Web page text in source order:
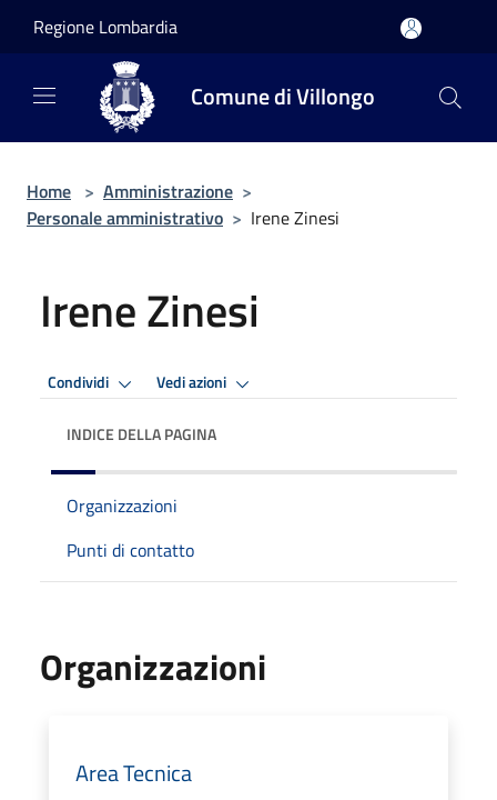
Regione Lombardia
Comune di Villongo
Home > Amministrazione >
Personale amministrativo > Irene Zinesi
Irene Zinesi
Condividi Vedi azioni
INDICE DELLA PAGINA
Organizzazioni
Punti di contatto
Organizzazioni
Area Tecnica